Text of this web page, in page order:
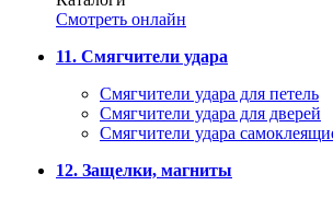
Смотреть онлайн
11. Смягчители удара
Смягчители удара для петель
Смягчители удара для дверей
Cмягчители удара
12. Защелки, магниты